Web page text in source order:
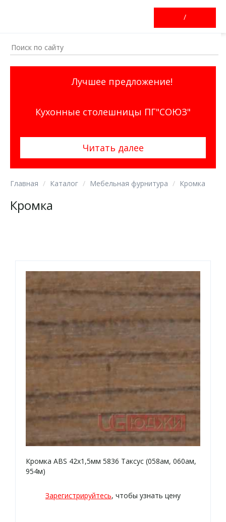
/
Лучшее предложение!
Кухонные столешницы ПГ"СОЮЗ"
Читать далее
Главная Каталог Мебельная фурнитура Кромка
Кромка
Кромка ABS 42х1,5мм 5836 Таксус (058ам, 060ам,
954м)
Зарегистрируйтесь, чтобы узнать цену